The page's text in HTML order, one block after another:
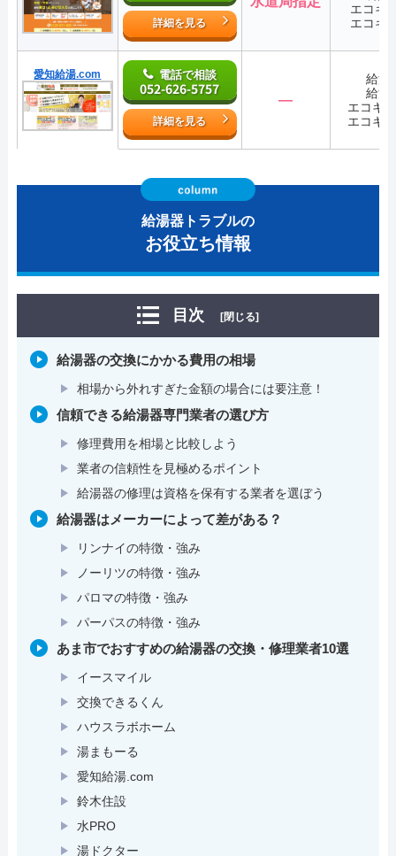
詳細を見る
エコキ
エコキ
愛知給湯.com 電話で相談
052-626-5757
詳細を見る
―
給湯
給湯
エコキ
エコキ
給湯器トラブルの
お役立ち情報
目次 [閉じる]
給湯器の交換にかかる費用の相場
相場から外れすぎた金額の場合には要注意！
信頼できる給湯器専門業者の選び方
修理費用を相場と比較しよう
業者の信頼性を見極めるポイント
給湯器の修理は資格を保有する業者を選ぼう
給湯器はメーカーによって差がある？
リンナイの特徴・強み
ノーリツの特徴・強み
パロマの特徴・強み
パーパスの特徴・強み
あま市でおすすめの給湯器の交換・修理業者10選
イースマイル
交換できるくん
ハウスラボホーム
湯まもーる
愛知給湯.com
鈴木住設
水PRO
湯ドクター